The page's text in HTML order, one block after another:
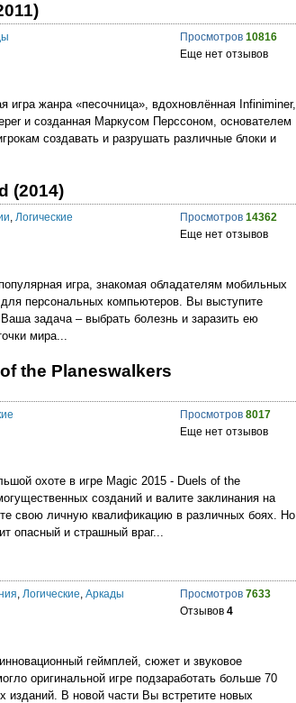
Просмотров 10816
Еще нет отзывов
игра жанра «песочница», вдохновлённая Infiniminer,
и созданная Маркусом Перссоном, основателем
создавать и разрушать различные блоки и
(2014)
Логические Просмотров 14362
Еще нет отзывов
игра, знакомая обладателям мобильных
для персональных компьютеров. Вы выступите
задача – выбрать болезнь и заразить ею
мира...
the Planeswalkers
Просмотров 8017
Еще нет отзывов
охоте в игре Magic 2015 - Duels of the
созданий и валите заклинания на
свою личную квалификацию в различных боях. Но
опасный и страшный враг...
Логические Аркады Просмотров 7633
Отзывов 4
геймплей, сюжет и звуковое
оригинальной игре подзаработать больше 70
изданий. В новой части Вы встретите новых